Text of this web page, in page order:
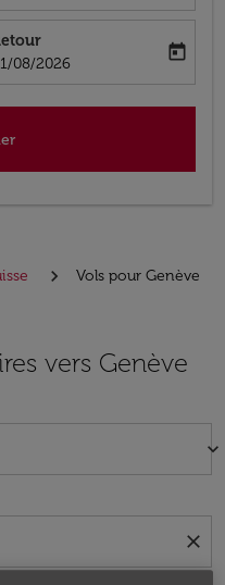
booking-return-date-aria-label
08/2026
today
Vols pour Genève
vers Genève
keyboard_arrow_down
close